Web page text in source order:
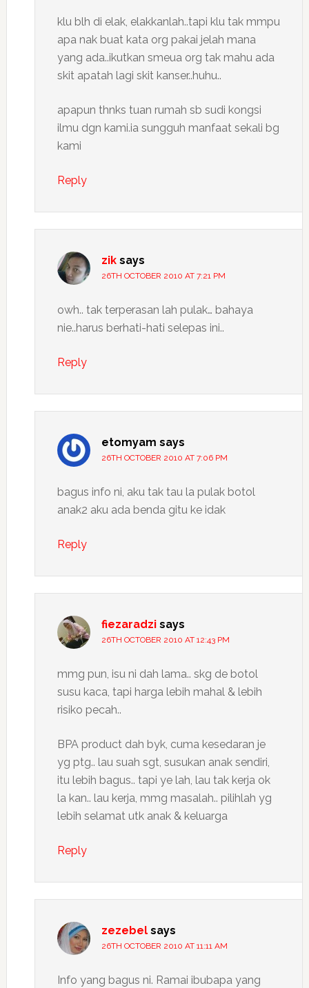
klu blh di elak, elakkanlah..tapi klu tak mmpu
apa nak buat kata org pakai jelah mana
yang ada..ikutkan smeua org tak mahu ada
skit apatah lagi skit kanser..huhu..
apapun thnks tuan rumah sb sudi kongsi
ilmu dgn kami.ia sungguh manfaat sekali bg
kami
Reply
zik says
26TH OCTOBER 2010 AT 7:21 PM
owh.. tak terperasan lah pulak… bahaya
nie..harus berhati-hati selepas ini..
Reply
etomyam says
26TH OCTOBER 2010 AT 7:06 PM
bagus info ni, aku tak tau la pulak botol
anak2 aku ada benda gitu ke idak
Reply
fiezaradzi says
26TH OCTOBER 2010 AT 12:43 PM
mmg pun, isu ni dah lama.. skg de botol
susu kaca, tapi harga lebih mahal & lebih
risiko pecah..
BPA product dah byk, cuma kesedaran je
yg ptg.. lau suah sgt, susukan anak sendiri,
itu lebih bagus.. tapi ye lah, lau tak kerja ok
la kan.. lau kerja, mmg masalah.. pilihlah yg
lebih selamat utk anak & keluarga
Reply
zezebel says
26TH OCTOBER 2010 AT 11:11 AM
Info yang bagus ni. Ramai ibubapa yang